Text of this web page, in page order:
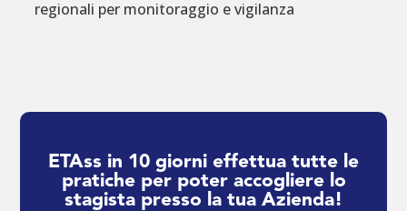
regionali per monitoraggio e vigilanza
ETAss in 10 giorni effettua tutte le
pratiche per poter accogliere lo
stagista presso la tua Azienda!